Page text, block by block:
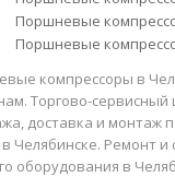
Поршневые
Поршневые
компрессоры в
Торгово-сервисный
доставка и монтаж
Челябинске. Ремонт и
оборудования в